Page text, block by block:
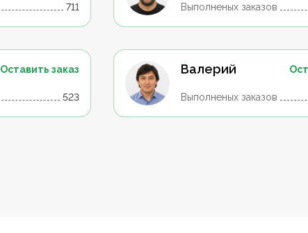
711 Выполненых заказов
Оставить заказ
523
Валерий
Выполненых заказов